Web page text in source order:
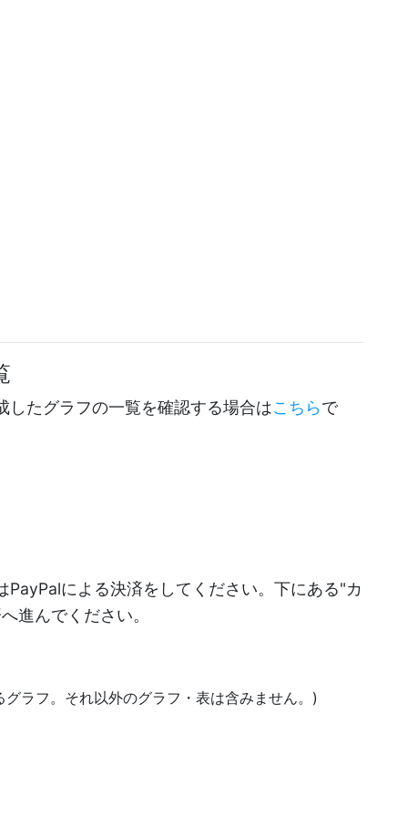
したグラフの一覧を確認する場合はこちらで
による決済をしてください。下にある"カ
進んでください。
ラフ。それ以外のグラフ・表は含みません。)